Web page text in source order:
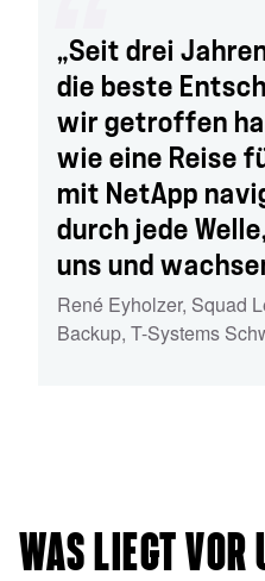
„Seit drei
die beste
wir getroffen
wie eine Reise
mit NetApp
durch jede
uns und
René Eyholzer, Squad
Backup, T-Systems
WAS LIEGT VOR